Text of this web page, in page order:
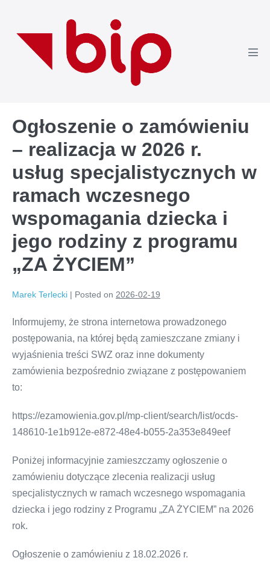
content
Ogłoszenie o zamówieniu
– realizacja w 2026 r.
usług specjalistycznych w
ramach wczesnego
wspomagania dziecka i
jego rodziny z programu
„ZA ŻYCIEM”
Marek Terlecki | Posted on 2026-02-19
Informujemy, że strona internetowa prowadzonego
postępowania, na której będą zamieszczane zmiany i
wyjaśnienia treści SWZ oraz inne dokumenty
zamówienia bezpośrednio związane z postępowaniem
to:
https://ezamowienia.gov.pl/mp-client/search/list/ocds-
148610-1e1b912e-e872-48e4-b055-2a353e849eef
Poniżej informacyjnie zamieszczamy ogłoszenie o
zamówieniu dotyczące zlecenia realizacji usług
specjalistycznych w ramach wczesnego wspomagania
dziecka i jego rodziny z Programu „ZA ŻYCIEM” na 2026
rok.
Ogłoszenie o zamówieniu z 18.02.2026 r.